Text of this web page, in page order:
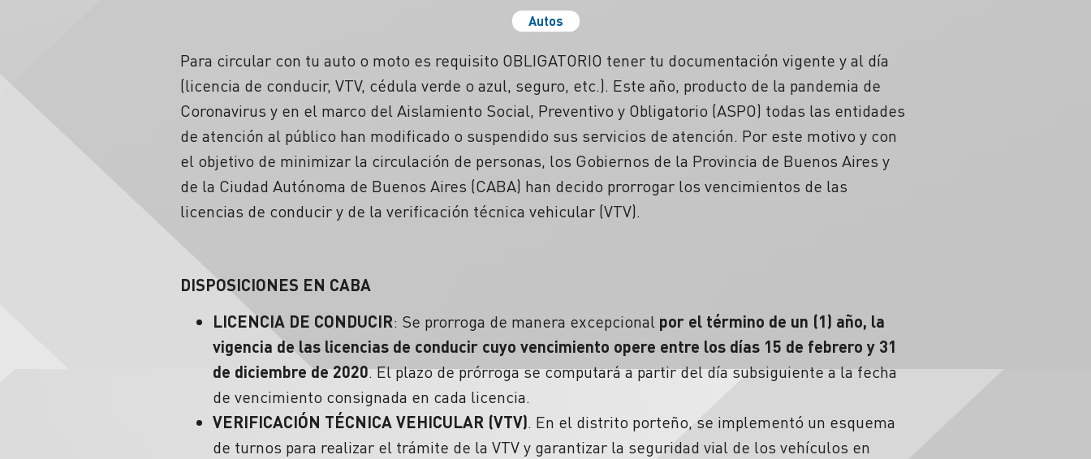
Autos
Para circular con tu auto o moto es requisito OBLIGATORIO tener tu documentación vigente y al día
(licencia de conducir, VTV, cédula verde o azul, seguro, etc.). Este año, producto de la pandemia de
Coronavirus y en el marco del Aislamiento Social, Preventivo y Obligatorio (ASPO) todas las entidades
de atención al público han modificado o suspendido sus servicios de atención. Por este motivo y con
el objetivo de minimizar la circulación de personas, los Gobiernos de la Provincia de Buenos Aires y
de la Ciudad Autónoma de Buenos Aires (CABA) han decido prorrogar los vencimientos de las
licencias de conducir y de la verificación técnica vehicular (VTV).
DISPOSICIONES EN CABA
LICENCIA DE CONDUCIR: Se prorroga de manera excepcional por el término de un (1) año, la
vigencia de las licencias de conducir cuyo vencimiento opere entre los días 15 de febrero y 31
de diciembre de 2020. El plazo de prórroga se computará a partir del día subsiguiente a la fecha
de vencimiento consignada en cada licencia.
VERIFICACIÓN TÉCNICA VEHICULAR (VTV). En el distrito porteño, se implementó un esquema
de turnos para realizar el trámite de la VTV y garantizar la seguridad vial de los vehículos en